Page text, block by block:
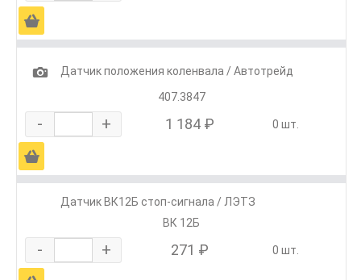
Ä
1
Датчик положения коленвала / Автотрейд
407.3847
- + 1 184 ₽ 0 шт.
Ä
Датчик ВК12Б стоп-сигнала / ЛЭТЗ
ВК 12Б
- + 271 ₽ 0 шт.